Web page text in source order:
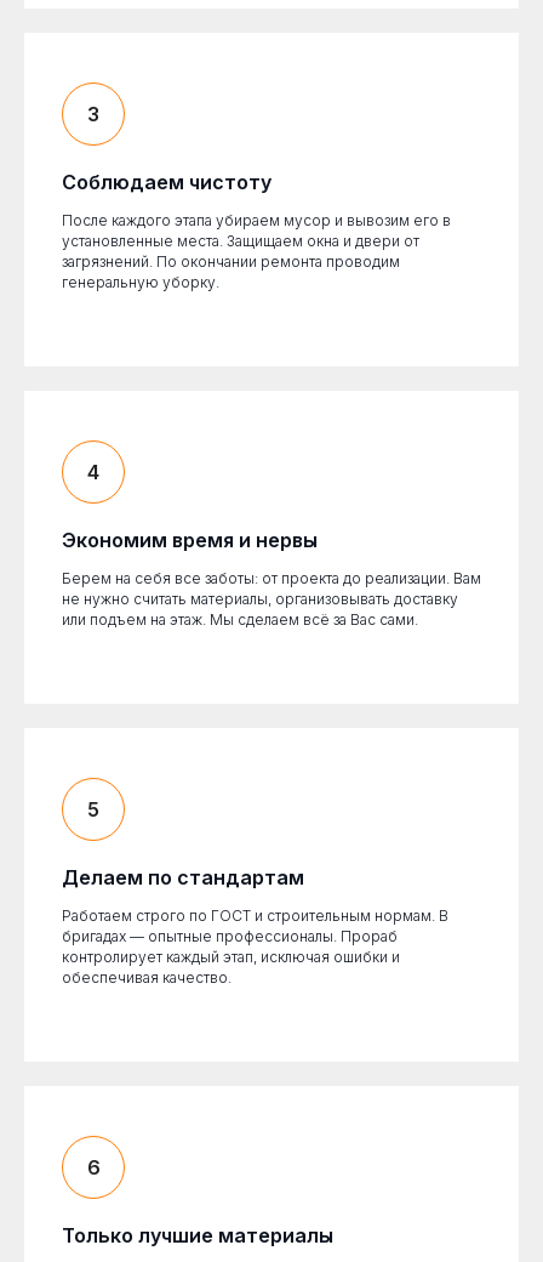
Соблюдаем чистоту
После каждого этапа убираем мусор и вывозим его в
установленные места. Защищаем окна и двери от
загрязнений. По окончании ремонта проводим
генеральную уборку.
Экономим время и нервы
Берем на себя все заботы: от проекта до реализации. Вам
не нужно считать материалы, организовывать доставку
или подъем на этаж. Мы сделаем всё за Вас сами.
Делаем по стандартам
Работаем строго по ГОСТ и строительным нормам. В
бригадах — опытные профессионалы. Прораб
контролирует каждый этап, исключая ошибки и
обеспечивая качество.
Только лучшие материалы